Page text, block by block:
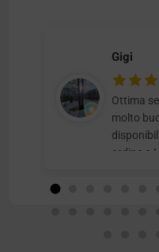
Gigi
Ottima
molto
ordine e